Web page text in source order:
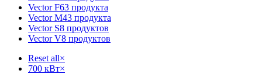
Vector F63 продукта
Vector M43 продукта
Vector S8 продуктов
Vector V8 продуктов
Reset all×
700 кВт×